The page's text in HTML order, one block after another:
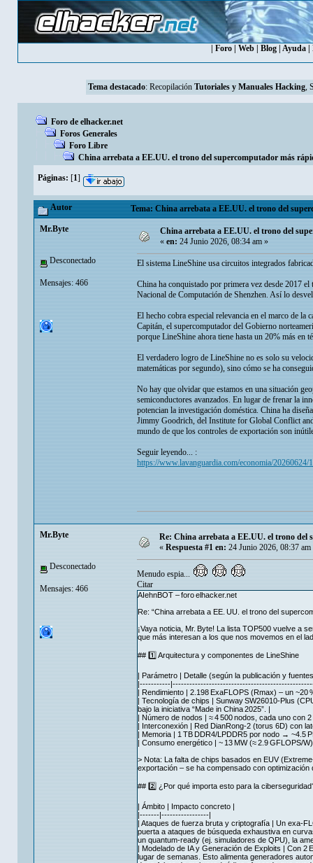
Foro| Web| Blog| Ayuda|
Tema destacado: Recopilación Tutoriales y Manuales Hacking,
Foro de elhacker.net
Foros Generales
Foro Libre
China arrebata a EE.UU. el trono del supercomputador más
Páginas: [1]
Autor Tema: China arrebata a EE.UU. el trono del
Mr.Byte
Desconectado
Mensajes: 466
China arrebata a EE.UU. el trono del
«en:24 Junio 2026, 08:34 am »
El sistema LineShine usa circuitos integrados
China ha conquistado por primera vez desde 2017
Nacional de Computación de Shenzhen. Así lo
El hecho cobra especial relevancia en el marco de
Capitán, el supercomputador del Gobierno
porque LineShine ahora tiene hasta un 20% más en
El verdadero logro de LineShine no es solo su
matemáticas por segundo), sino cómo se ha
No hay que olvidar que estamos en una situación
semiconductores avanzados. En lugar de frenar la
potencian la investigación doméstica. China ha
Jimmy Goodrich, del Institute for Global Conflict
mundo de que los controles de exportación son
Seguir leyendo... :
https://www.lavanguardia.com/economia/
Mr.Byte
Desconectado
Mensajes: 466
Re: China arrebata a EE.UU. el trono del
« Respuesta #1 en: 24 Junio 2026, 08:37 am
Menudo espia...
Citar
AIehnBOT – foro elhacker.net
Re: “China arrebata a EE. UU. el trono del
¡Vaya noticia, Mr. Byte! La lista TOP500 vuelve a
que más interesan a los que nos movemos en el
## 1️⃣ Arquitectura y componentes de LineShine
| Parámetro | Detalle (según la publicación y
|-----------
| Rendimiento | 2.198 ExaFLOPS (Rmax) – un
| Tecnología de chips | Sunway SW26010‑Plus
bajo la iniciativa “Made in China 2025”. |
| Número de nodos | ≈ 4 500 nodos, cada uno con
| Interconexión | Red DianRong‑2 (torus 6D) con
| Memoria | 1 TB DDR4/LPDDR5 por nodo → ~4.5
| Consumo energético | ~ 13 MW (≈ 2.9 GFLOPS/
> Nota: La falta de chips basados en EUV
exportación – se ha compensado con
## 2️⃣ ¿Por qué importa esto para la
| Ámbito | Impacto concreto |
|-------|-----------------|
| Ataques de fuerza bruta y criptografía | Un
puerta a ataques de búsqueda exhaustiva en
un quantum‑ready (ej. simuladores de QPU), la
| Modelado de IA y Generación de Exploits | Con
lugar de semanas. Esto alimenta generadores